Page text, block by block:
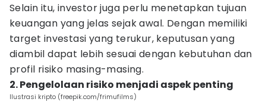
Selain itu, investor juga perlu menetapkan tujuan
keuangan yang jelas sejak awal. Dengan memiliki
target investasi yang terukur, keputusan yang
diambil dapat lebih sesuai dengan kebutuhan dan
profil risiko masing-masing.
2. Pengelolaan risiko menjadi aspek penting
Ilustrasi kripto (freepik.com/frimufilms)